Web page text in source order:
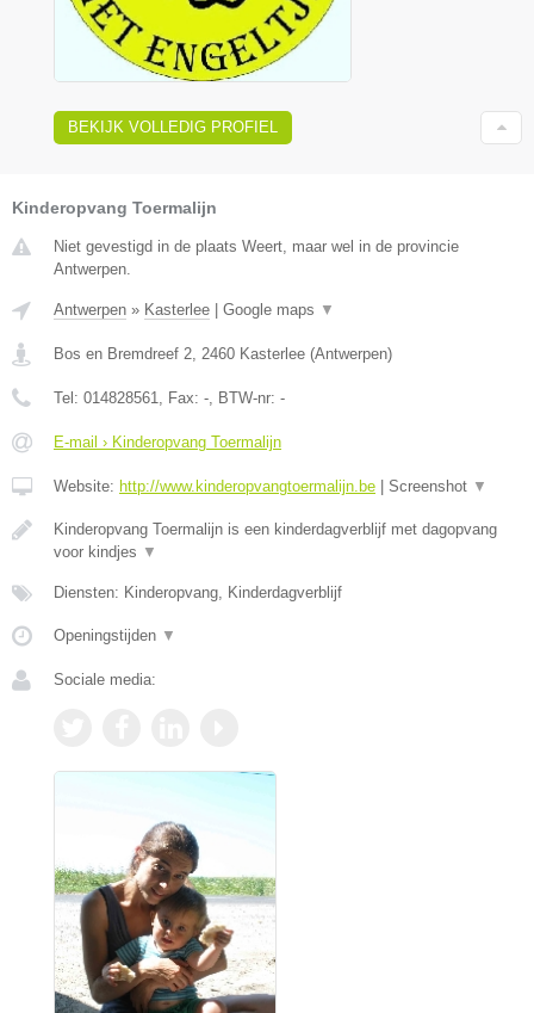
BEKIJK VOLLEDIG PROFIEL
Kinderopvang Toermalijn
Niet gevestigd in de plaats Weert, maar wel in de provincie
Antwerpen.
Antwerpen » Kasterlee Google maps ▼
Bos en Bremdreef 2, 2460 Kasterlee (Antwerpen)
Tel: 014828561, Fax: -, BTW-nr: -
E-mail › Kinderopvang Toermalijn
Website: http://www.kinderopvangtoermalijn.be Screenshot ▼
Kinderopvang Toermalijn is een kinderdagverblijf met dagopvang
voor kindjes ▼
Diensten: Kinderopvang, Kinderdagverblijf
Openingstijden ▼
Sociale media: